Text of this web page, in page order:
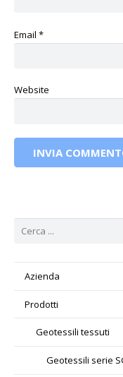
Email *
Website
INVIA
Azienda
Prodotti
Geotessili tessuti
Geotessili serie